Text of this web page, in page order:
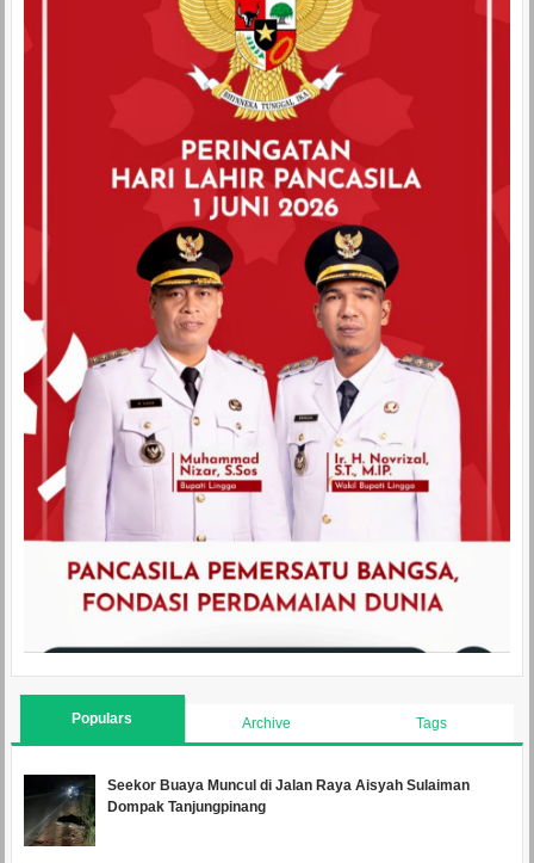
Populars Archive Tags
Seekor Buaya Muncul di Jalan Raya Aisyah Sulaiman
Dompak Tanjungpinang